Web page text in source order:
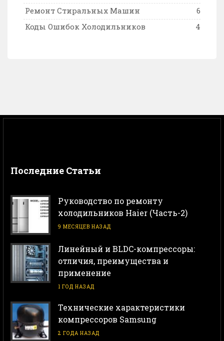
Ремонт Стиральных Машин
6
Коды Ошибок Холодильников
4
Последние Статьи
Руководство по ремонту
холодильников Haier (Часть-2)
9 МЕСЯЦЕВ НАЗАД
Линейный и BLDC-компрессоры:
отличия, преимущества и
применение
1 ГОД НАЗАД
Технические характеристики
компрессоров Samsung
2 ГОДА НАЗАД